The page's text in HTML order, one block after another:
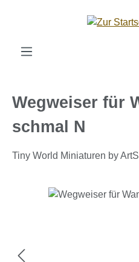
Zum Hauptinhalt springen
Wegweiser für
schmal N
Tiny World Miniaturen by
Bildergalerie überspringen